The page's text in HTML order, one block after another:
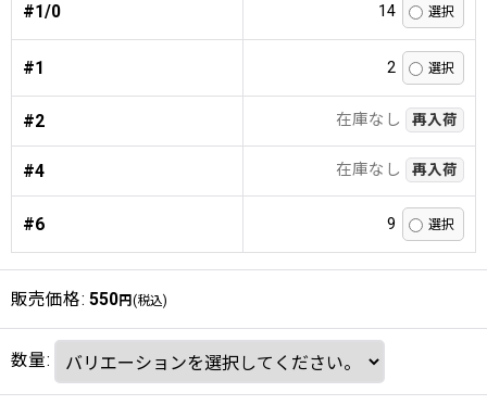
#1/0 14
#1 2
#2 在庫なし 再入荷
#4 在庫なし 再入荷
#6 9
販売価格: 550円 (税込)
数量: